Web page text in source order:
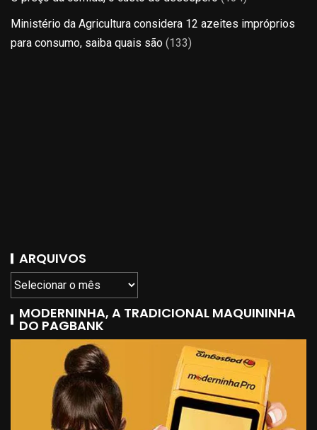
Ministério da Agricultura considera 12 azeites impróprios
para consumo, saiba quais são (133)
ARQUIVOS
MODERNINHA, A TRADICIONAL MAQUININHA
DO PAGBANK